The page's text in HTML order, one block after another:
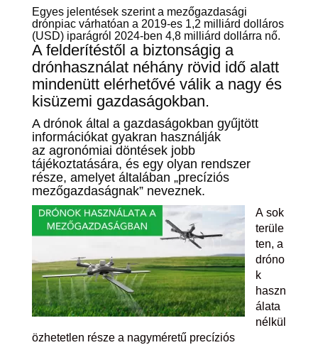
Egyes jelentések szerint a mezőgazdasági
drónpiac várhatóan a 2019-es 1,2 milliárd dolláros
(USD) iparágról 2024-ben 4,8 milliárd dollárra nő.
A felderítéstől a biztonságig a
drónhasználat néhány rövid idő alatt
mindenütt elérhetővé válik a nagy és
kisüzemi gazdaságokban.
A drónok által a gazdaságokban gyűjtött
információkat gyakran használják
az agronómiai döntések jobb
tájékoztatására, és egy olyan rendszer
része, amelyet általában „precíziós
mezőgazdaságnak” neveznek.
A sok
terüle
ten, a
dróno
k
haszn
álata
nélkül
özhetetlen része a nagyméretű precíziós